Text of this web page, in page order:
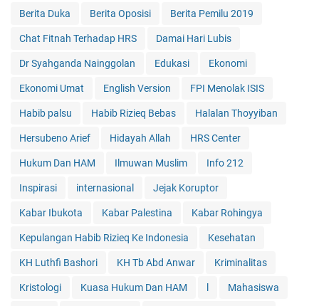
Berita Duka Berita Oposisi Berita Pemilu 2019
Chat Fitnah Terhadap HRS Damai Hari Lubis
Dr Syahganda Nainggolan Edukasi Ekonomi
Ekonomi Umat English Version FPI Menolak ISIS
Habib palsu Habib Rizieq Bebas Halalan Thoyyiban
Hersubeno Arief Hidayah Allah HRS Center
Hukum Dan HAM Ilmuwan Muslim Info 212
Inspirasi internasional Jejak Koruptor
Kabar Ibukota Kabar Palestina Kabar Rohingya
Kepulangan Habib Rizieq Ke Indonesia Kesehatan
KH Luthfi Bashori KH Tb Abd Anwar Kriminalitas
Kristologi Kuasa Hukum Dan HAM Mahasiswa